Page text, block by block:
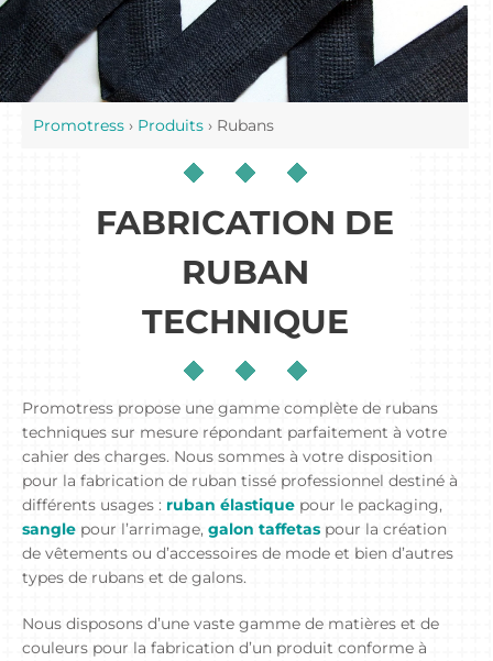
Promotress › Produits › Rubans
FABRICATION DE
RUBAN
TECHNIQUE
Promotress propose une gamme complète de rubans
techniques sur mesure répondant parfaitement à votre
cahier des charges. Nous sommes à votre disposition
pour la fabrication de ruban tissé professionnel destiné à
différents usages : ruban élastique pour le packaging,
sangle pour l’arrimage, galon taffetas pour la création
de vêtements ou d’accessoires de mode et bien d’autres
types de rubans et de galons.
Nous disposons d’une vaste gamme de matières et de
couleurs pour la fabrication d’un produit conforme à